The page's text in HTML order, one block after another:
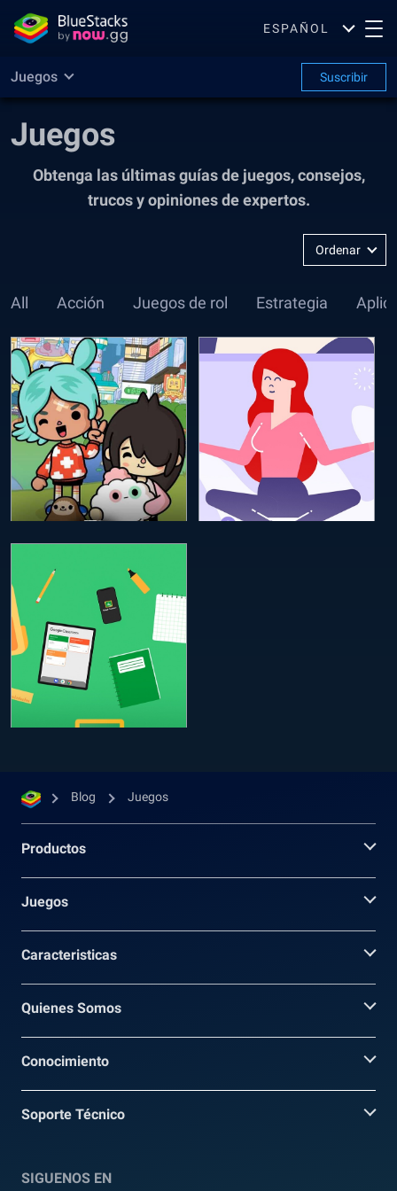
ESPAÑOL
Juegos Suscribir
Juegos
Obtenga las últimas guías de juegos, consejos,
trucos y opiniones de expertos.
All Acción Juegos de rol Estrategia
Ordenar
Más
Reciente
Blog Juegos
Productos
Juegos
Caracteristicas
Quienes Somos
Conocimiento
Soporte Técnico
SIGUENOS EN